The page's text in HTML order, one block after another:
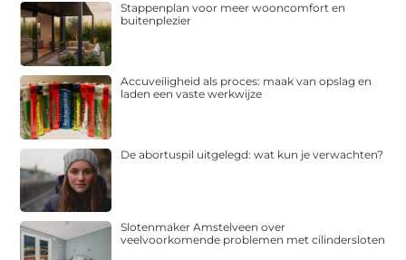
Stappenplan voor meer wooncomfort en
buitenplezier
Accuveiligheid als proces: maak van opslag en
laden een vaste werkwijze
De abortuspil uitgelegd: wat kun je verwachten?
Slotenmaker Amstelveen over
veelvoorkomende problemen met cilindersloten